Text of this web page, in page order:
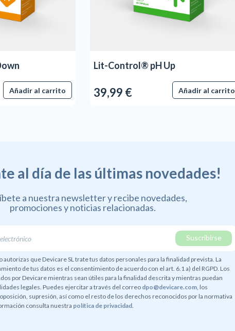
Añadir al carrito
Lit-Control® pH Up
39,99 € Añadir al carrito
al día de las últimas novedades!
a nuestra newsletter y recibe novedades,
promociones y noticias relacionadas.
que Devicare SL trate tus datos personales para la finalidad prevista. La
de tus datos es el consentimiento de acuerdo con el art. 6.1 a) del RGPD. Los
por Devicare mientras sean útiles para la finalidad descrita y mientras puedan
legales. Puedes ejercitar a través del correo dpo@devicare.com, los
supresión, así como el resto de los derechos reconocidos por la normativa
consulta nuestra política de privacidad.